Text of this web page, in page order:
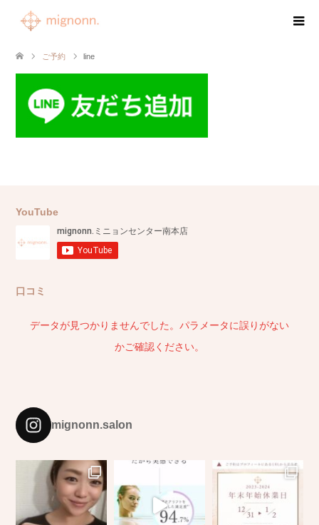
ご予約 line
YouTube
口コミ
データが見つかりませんでした。パラメータに誤りがない
かご確認ください。
mignonn.salon